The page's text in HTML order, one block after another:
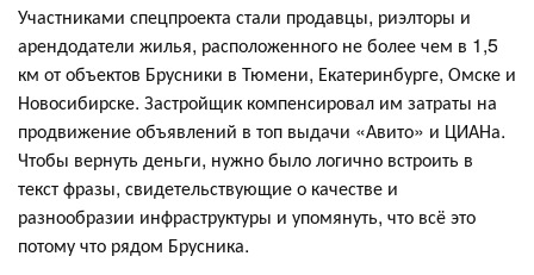
Участниками спецпроекта стали продавцы, риэлторы и
арендодатели жилья, расположенного не более чем в 1,5
км от объектов Брусники в Тюмени, Екатеринбурге, Омске и
Новосибирске. Застройщик компенсировал им затраты на
продвижение объявлений в топ выдачи «Авито» и ЦИАНа.
Чтобы вернуть деньги, нужно было логично встроить в
текст фразы, свидетельствующие о качестве и
разнообразии инфраструктуры и упомянуть, что всё это
потому что рядом Брусника.